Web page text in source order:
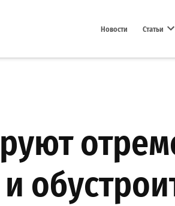
Новости Статьи